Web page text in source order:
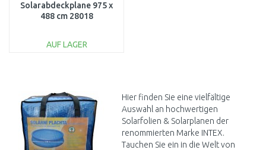
Solarabdeckplane 975 x
488 cm 28018
AUF LAGER
Vergleichen
Hier finden Sie eine vielfältige
Auswahl an hochwertigen
Solarfolien & Solarplanen der
renommierten Marke INTEX.
Tauchen Sie ein in die Welt von